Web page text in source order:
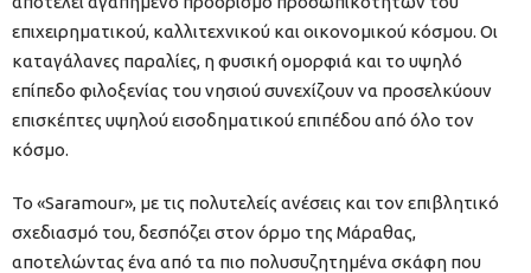
επιχειρηματικού, καλλιτεχνικού και οικονομικού κόσμου. Οι
καταγάλανες παραλίες, η φυσική ομορφιά και το υψηλό
επίπεδο φιλοξενίας του νησιού συνεχίζουν να προσελκύουν
επισκέπτες υψηλού εισοδηματικού επιπέδου από όλο τον
κόσμο.
Το «Saramour», με τις πολυτελείς ανέσεις και τον επιβλητικό
σχεδιασμό του, δεσπόζει στον όρμο της Μάραθας,
αποτελώντας ένα από τα πιο πολυσυζητημένα σκάφη που